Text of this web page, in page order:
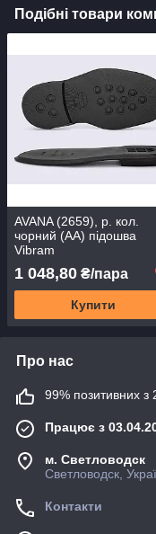
Подібні товари
AVANA (2659), р. кол.
чорний (АА) підошва
Vibram
1 048,80 ₴/пара
Купити
Про нас
99% позитивних з
Працює з
м. Светловодск
Светловодск,
Контакти